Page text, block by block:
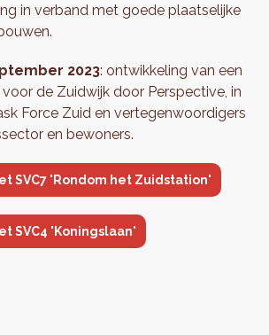
in verband met goede plaatselijke
2023: ontwikkeling van een
de Zuidwijk door Perspective, in
Force Zuid en vertegenwoordigers
en bewoners.
SVC7 'Rondom het Zuidstation'
SVC4 'Koningslaan'